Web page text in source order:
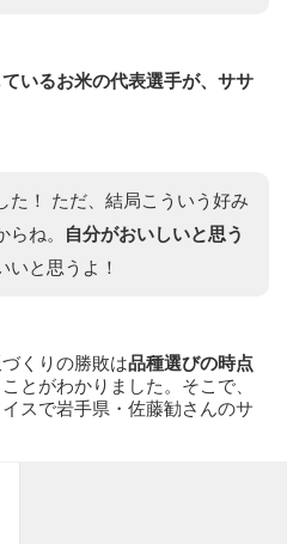
いるお米の代表選手が、ササ
た！ ただ、結局こういう好み
ね。
自分がおいしいと思う
いと思うよ！
くりの勝敗は品種選びの時点
とがわかりました。そこで、
スで岩手県・佐藤勧さんのサ